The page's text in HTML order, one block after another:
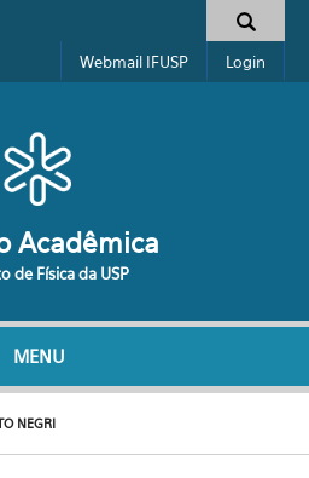
de busca
Webmail IFUSP Login
Acadêmica
de Física da USP
MENU
NEGRI